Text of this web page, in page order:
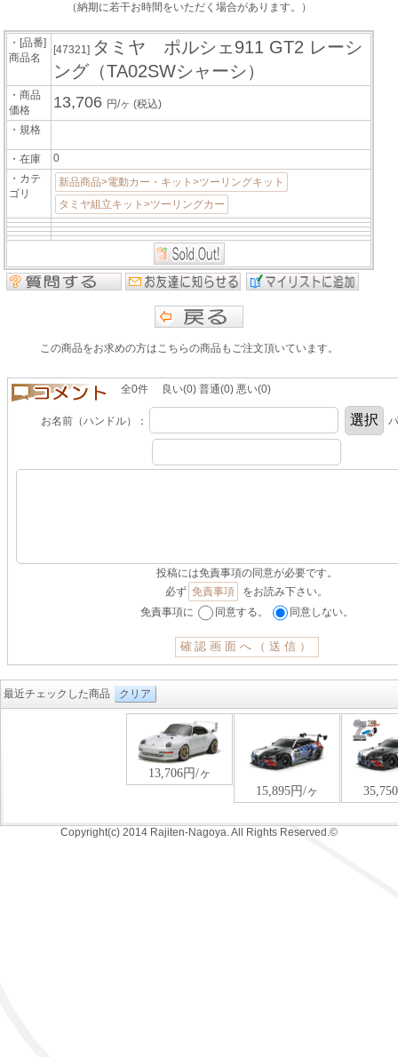
（納期に若干お時間をいただく場合があります。）
・[品番]
商品名
[47321] タミヤ ポルシェ911 GT2 レーシ
ング（TA02SWシャーシ）
・商品
価格
13,706 円/ヶ(税込)
・規格
・在庫
0
・カテ
ゴリ
新品商品>電動カー・キット>ツーリングキット
タミヤ組立キット>ツーリングカー
この商品をお求めの方はこちらの商品もご注文頂いています。
全0件 良い(0) 普通(0) 悪い(0)
お名前（ハンドル）：
投稿には免責事項の同意が必要です。
必ず 免責事項
をお読み下さい。
免責事項に
同意する。 同意しない。
最近チェックした商品 クリア
Copyright(c) 2014 Rajiten-Nagoya. All Rights Reserved.©